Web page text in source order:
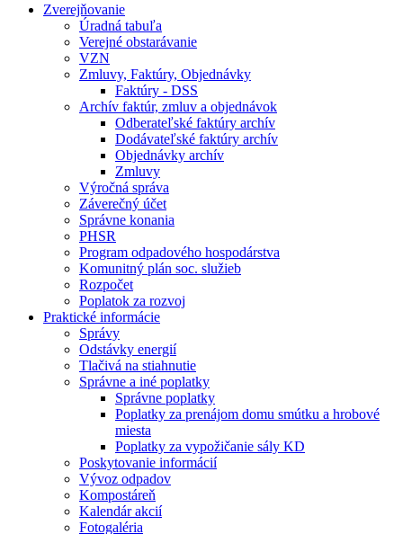
Zverejňovanie
Úradná tabuľa
Verejné obstarávanie
VZN
Zmluvy, Faktúry, Objednávky
Faktúry - DSS
Archív faktúr, zmluv a objednávok
Odberateľské faktúry archív
Dodávateľské faktúry archív
Objednávky archív
Zmluvy
Výročná správa
Záverečný účet
Správne konania
PHSR
Program odpadového hospodárstva
Komunitný plán soc. služieb
Rozpočet
Poplatok za rozvoj
Praktické informácie
Správy
Odstávky energií
Tlačivá na stiahnutie
Správne a iné poplatky
Správne poplatky
Poplatky za prenájom domu smútku a hrobové
miesta
Poplatky za vypožičanie sály KD
Poskytovanie informácií
Vývoz odpadov
Kompostáreň
Kalendár akcií
Fotogaléria